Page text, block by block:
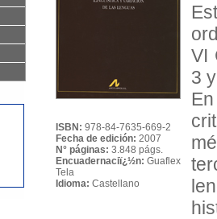
ISBN: 978-84-7635-669-2
Fecha de edición: 2007
N° páginas: 3.848 págs.
Encuadernaciï¿½n: Guaflex
Tela
Idioma: Castellano
VI
3